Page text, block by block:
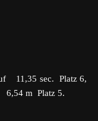
11,35 sec. Platz 6,
m Platz 5.